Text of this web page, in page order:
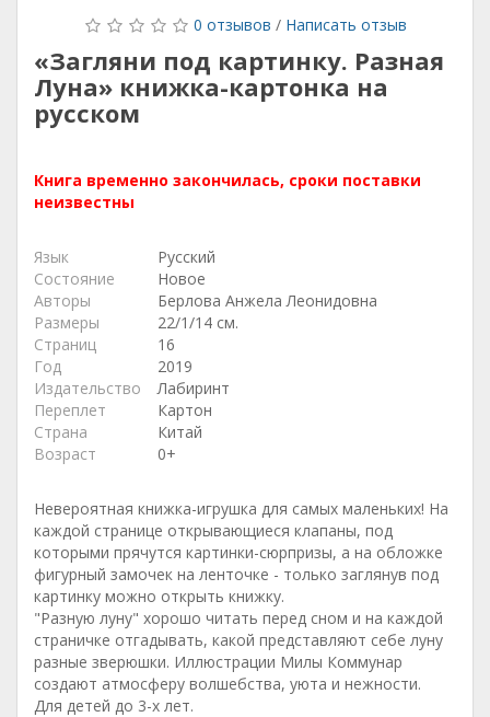
0 отзывов / Написать отзыв
«Загляни под картинку. Разная
Луна» книжка-картонка на
русском
Книга временно закончилась, сроки поставки
неизвестны
Язык
Русский
Состояние
Новое
Авторы
Берлова Анжела Леонидовна
Размеры
22/1/14 см.
Страниц
16
Год
2019
Издательство
Лабиринт
Переплет
Картон
Страна
Китай
Возраст
0+
Невероятная книжка-игрушка для самых маленьких! На
каждой странице открывающиеся клапаны, под
которыми прячутся картинки-сюрпризы, а на обложке
фигурный замочек на ленточке - только заглянув под
картинку можно открыть книжку.
"Разную луну" хорошо читать перед сном и на каждой
страничке отгадывать, какой представляют себе луну
разные зверюшки. Иллюстрации Милы Коммунар
создают атмосферу волшебства, уюта и нежности.
Для детей до 3-х лет.